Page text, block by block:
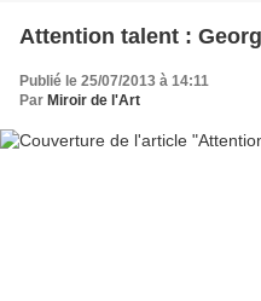
Attention talent :
Publié le 25/07/2013 à 14:11
Par Miroir de l'Art